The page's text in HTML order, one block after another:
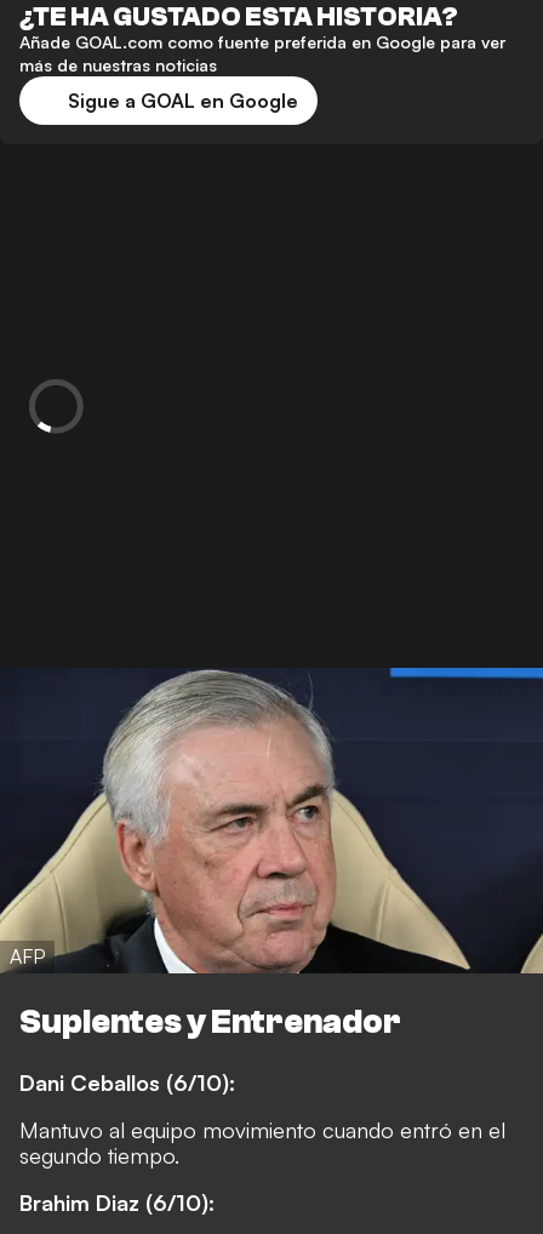
¿TE HA GUSTADO ESTA HISTORIA?
Añade GOAL.com como fuente preferida en Google para ver
más de nuestras noticias
Sigue a GOAL en Google
AFP
Suplentes y Entrenador
Dani Ceballos (6/10):
Mantuvo al equipo movimiento cuando entró en el
segundo tiempo.
Brahim Diaz (6/10):